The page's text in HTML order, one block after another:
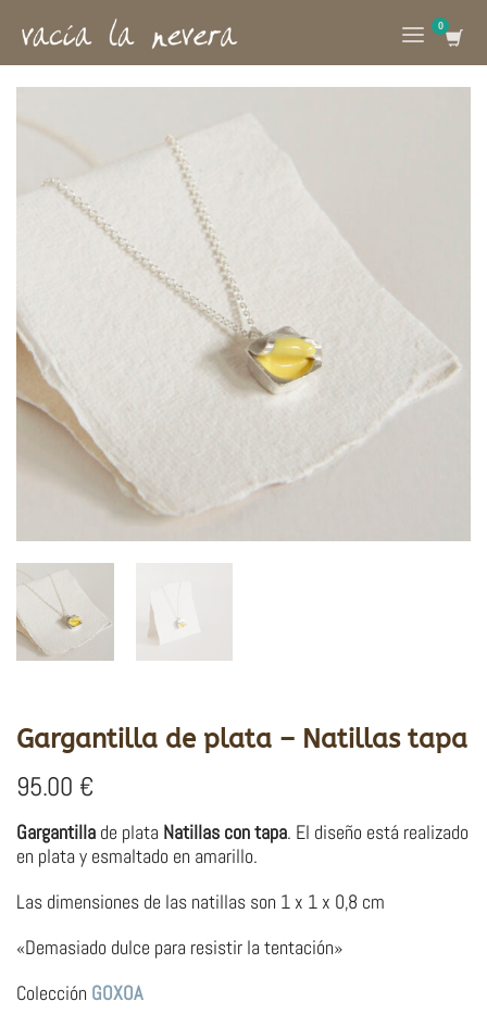
Gargantilla de plata – Natillas tapa
95.00 €
Gargantilla de plata Natillas con tapa. El diseño está realizado
en plata y esmaltado en amarillo.
Las dimensiones de las natillas son 1 x 1 x 0,8 cm
«Demasiado dulce para resistir la tentación»
Colección GOXOA